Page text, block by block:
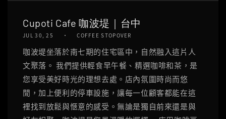
Cupoti Cafe 咖波堤｜台中
JUL 30, 25 COFFEE STOPOVER
咖波堤坐落於南七期的住宅區中，自然融入這片人
文聚落。 我們提供輕食早午餐、精選咖啡和茶，是
您享受美好時光的理想去處。店內氛圍時尚而悠
閒，加上便利的停車設施，讓每一位顧客都能在這
裡找到放鬆與愜意的感受。無論是獨自前來還是與